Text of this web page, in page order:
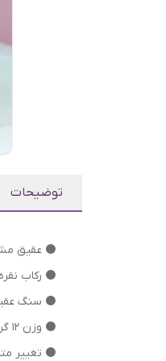
توضیحات
⚫ عقیق
⚫ رکاب نقره 925
⚫ سنگ
⚫ وزن 12 گرم
⁦⁩⚫ تغییر